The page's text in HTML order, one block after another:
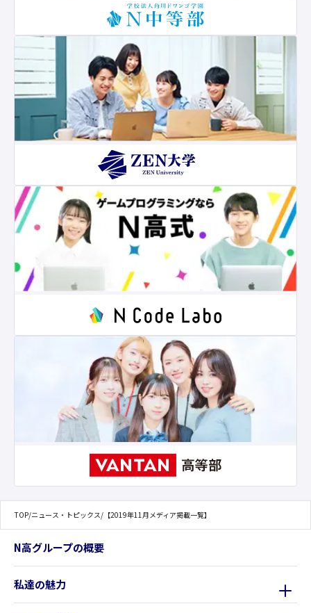
TOP/ニュース・トピックス / 【2019年11月メディア掲載一覧】
N高グループの概要
私達の魅力